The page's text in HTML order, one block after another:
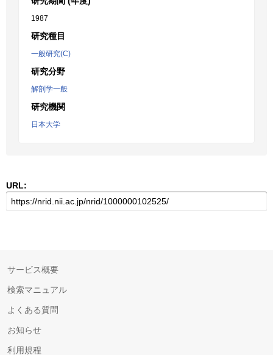
1987
研究種目
一般研究(C)
研究分野
解剖学一般
研究機関
日本大学
URL:
サービス概要
検索マニュアル
よくある質問
お知らせ
利用規程